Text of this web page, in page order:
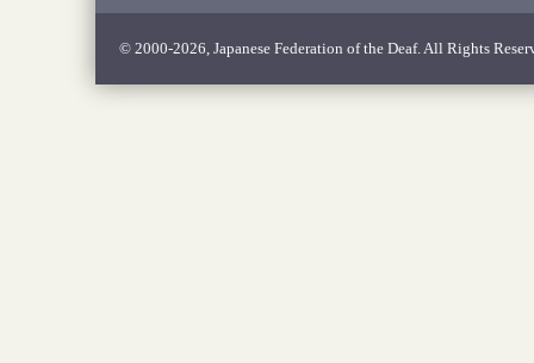
© 2000-2026, Japanese Federation of the Deaf. All Rights